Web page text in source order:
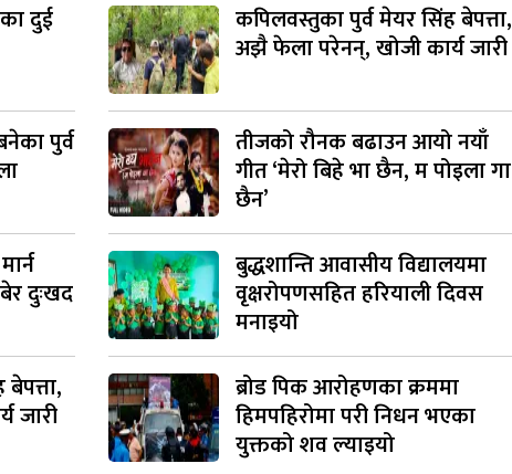
दुई
पुर्व
दुःखद
जारी
कपिलवस्तुका पुर्व मेयर सिंह बेपत्ता,
अझै फेला परेनन्, खोजी कार्य जारी
तीजको रौनक बढाउन आयो नयाँ
गीत ‘मेरो बिहे भा छैन, म पोइला गा
छैन’
बुद्धशान्ति आवासीय विद्यालयमा
वृक्षरोपणसहित हरियाली दिवस
मनाइयो
ब्रोड पिक आरोहणका क्रममा
हिमपहिरोमा परी निधन भएका
युक्तको शव ल्याइयो